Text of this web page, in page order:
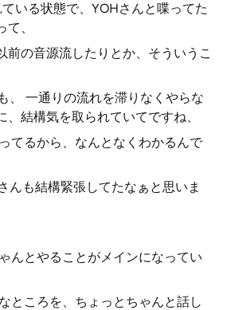
いる状態で、YOHさんと喋ってた
、
前の音源流したりとか、そういうこ
、 一通りの流れを滞りなくやらな
、結構気を取られていてですね、
てるから、なんとなくわかるんで
んも結構緊張してたなぁと思いま
んとやることがメインになってい
ところを、ちょっとちゃんと話し